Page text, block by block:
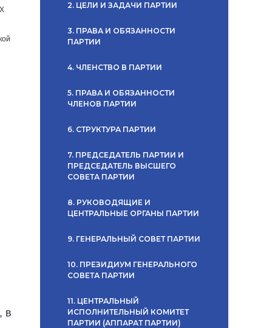
в
2. ЦЕЛИ И ЗАДАЧИ ПАРТИИ
3. ПРАВА И ОБЯЗАННОСТИ
ПАРТИИ
4. ЧЛЕНСТВО В ПАРТИИ
5. ПРАВА И ОБЯЗАННОСТИ
ЧЛЕНОВ ПАРТИИ
6. СТРУКТУРА ПАРТИИ
7. ПРЕДСЕДАТЕЛЬ ПАРТИИ И
ПРЕДСЕДАТЕЛЬ ВЫСШЕГО
СОВЕТА ПАРТИИ
8. РУКОВОДЯЩИЕ И
ЦЕНТРАЛЬНЫЕ ОРГАНЫ ПАРТИИ
9. ГЕНЕРАЛЬНЫЙ СОВЕТ ПАРТИИ
10. ПРЕЗИДИУМ ГЕНЕРАЛЬНОГО
СОВЕТА ПАРТИИ
11. ЦЕНТРАЛЬНЫЙ
ИСПОЛНИТЕЛЬНЫЙ КОМИТЕТ
ПАРТИИ (АППАРАТ ПАРТИИ)